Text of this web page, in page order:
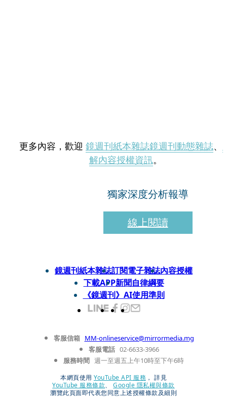
更多內容，歡迎 鏡週刊紙本雜誌鏡週刊動態雜誌、
解內容授權資訊。
獨家深度分析報導
線上閱讀
鏡週刊紙本雜誌訂閱電子雜誌內容授權
下載APP新聞自律綱要
《鏡週刊》AI使用準則
客服信箱 MM-onlineservice@mirrormedia.mg
客服電話 02-6633-3966
服務時間 週一至週五上午10時至下午6時
本網頁使用 YouTube API 服務 ， 詳見
YouTube 服務條款、
Google 隱私權與條款
瀏覽此頁面即代表您同意上述授權條款及細則